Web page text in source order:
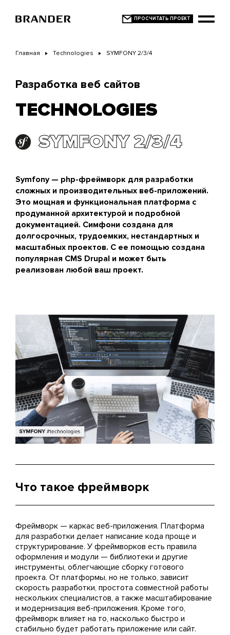
основному
Главная Technologies SYMFONY 2/3/4
Разработка веб сайтов
TECHNOLOGIES
SYMFONY 2/3/4
Symfony — php-фреймворк для разработки
сложных и производительных веб-приложений.
Это мощная и функциональная платформа с
продуманной архитектурой и подробной
документацией. Симфони создана для
долгосрочных, трудоемких, нестандартных и
масштабных проектов. С ее помощью создана
популярная CMS Drupal и может быть
реализован любой ваш проект.
Что такое фреймворк
Фреймворк — каркас веб-приложения. Платформа
для разработки делает написание кода проще и
структурирование. У фреймворков есть правила
оформления и модули — библиотеки и другие
инструменты, облегчающие сборку готового
проекта. От платформы, но не только, зависит
скорость разработки, простота совместной работы
нескольких специалистов, а также масштабирование
и модернизация веб-приложения. Кроме того,
фреймворк влияет на то, насколько быстро и
стабильно будет работать приложение или сайт.